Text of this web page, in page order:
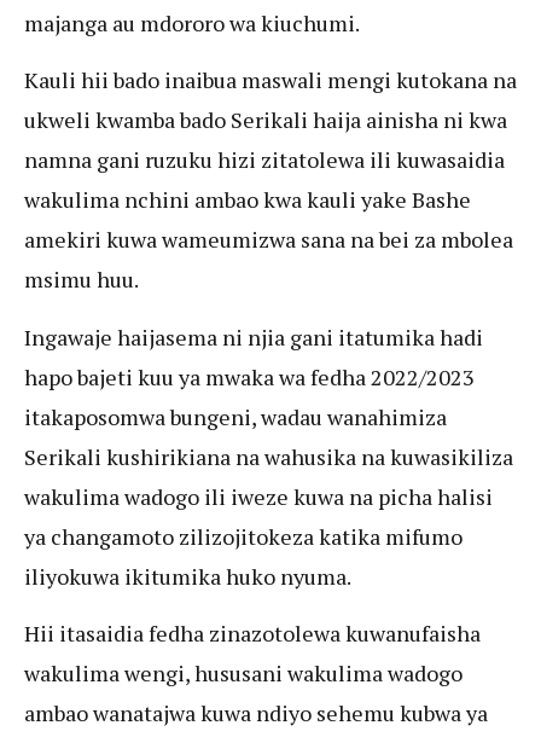
majanga au mdororo wa kiuchumi.
Kauli hii bado inaibua maswali mengi kutokana na
ukweli kwamba bado Serikali haija ainisha ni kwa
namna gani ruzuku hizi zitatolewa ili kuwasaidia
wakulima nchini ambao kwa kauli yake Bashe
amekiri kuwa wameumizwa sana na bei za mbolea
msimu huu.
Ingawaje haijasema ni njia gani itatumika hadi
hapo bajeti kuu ya mwaka wa fedha 2022/2023
itakaposomwa bungeni, wadau wanahimiza
Serikali kushirikiana na wahusika na kuwasikiliza
wakulima wadogo ili iweze kuwa na picha halisi
ya changamoto zilizojitokeza katika mifumo
iliyokuwa ikitumika huko nyuma.
Hii itasaidia fedha zinazotolewa kuwanufaisha
wakulima wengi, hususani wakulima wadogo
ambao wanatajwa kuwa ndiyo sehemu kubwa ya